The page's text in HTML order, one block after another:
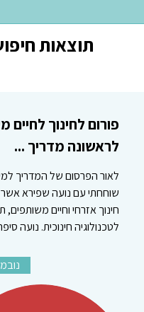
תוצאות
פורום לחינוך
לראשונה מדריך ...
לאור הפרסום של המדריך
שוחחתי עם נועה שפירא
חינוך אזרחי וחיים
לטכנולוגיה חינוכית. נועה
נובמבר